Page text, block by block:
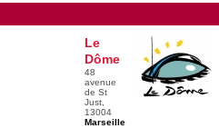
Le
Dôme
48
avenue
de St
Just,
13004
Marseille